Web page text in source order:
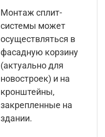
Монтаж сплит-
системы может
осуществляться в
фасадную корзину
(актуально для
новостроек) и на
кронштейны,
закрепленные на
здании.